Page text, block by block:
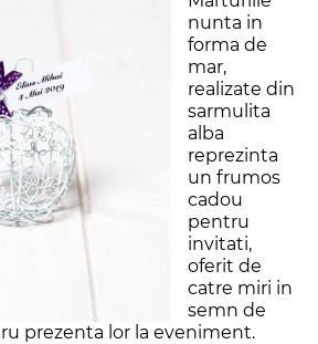
nunta in
forma de
mar,
realizate din
sarmulita
alba
reprezinta
un frumos
cadou
pentru
invitati,
oferit de
catre miri in
semn de
prezenta lor la eveniment.